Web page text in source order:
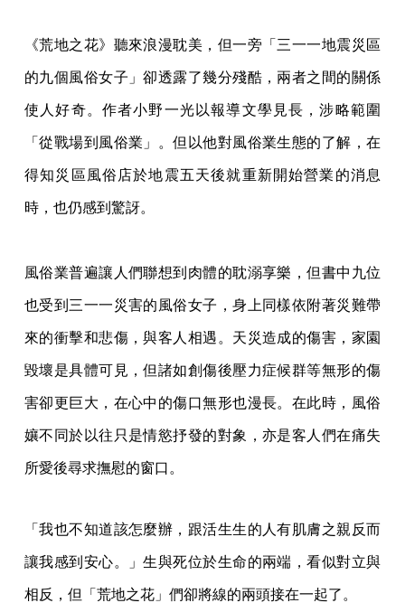
《荒地之花》聽來浪漫耽美，但一旁「三一一地震災區
的九個風俗女子」卻透露了幾分殘酷，兩者之間的關係
使人好奇。作者小野一光以報導文學見長，涉略範圍
「從戰場到風俗業」。但以他對風俗業生態的了解，在
得知災區風俗店於地震五天後就重新開始營業的消息
時，也仍感到驚訝。
風俗業普遍讓人們聯想到肉體的耽溺享樂，但書中九位
也受到三一一災害的風俗女子，身上同樣依附著災難帶
來的衝擊和悲傷，與客人相遇。天災造成的傷害，家園
毀壞是具體可見，但諸如創傷後壓力症候群等無形的傷
害卻更巨大，在心中的傷口無形也漫長。在此時，風俗
孃不同於以往只是情慾抒發的對象，亦是客人們在痛失
所愛後尋求撫慰的窗口。
「我也不知道該怎麼辦，跟活生生的人有肌膚之親反而
讓我感到安心。」生與死位於生命的兩端，看似對立與
相反，但「荒地之花」們卻將線的兩頭接在一起了。